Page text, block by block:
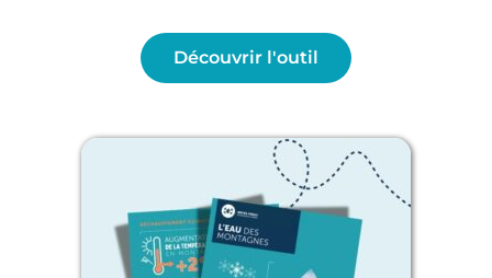
Découvrir l'outil